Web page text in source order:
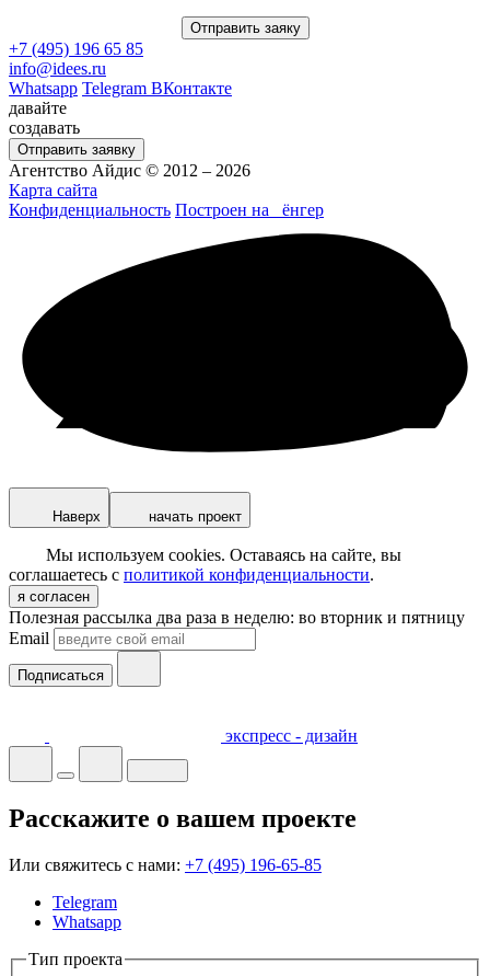
Отправить заяку
+7 (495) 196 65 85
info@idees.ru
Whatsapp Telegram ВКонтакте
давайте
создавать
Отправить заявку
Агентство Айдис © 2012 – 2026
Карта сайта
Конфиденциальность Построен на ёнгер
Наверх начать проект
Мы используем cookies. Оставаясь на сайте, вы
соглашаетесь с политикой конфиденциальности.
я согласен
Полезная рассылка два раза в неделю: во вторник и пятницу
Email
Подписаться
экспресс - дизайн
Расскажите о вашем проекте
Или свяжитесь с нами: +7 (495) 196-65-85
Telegram
Whatsapp
Тип проекта